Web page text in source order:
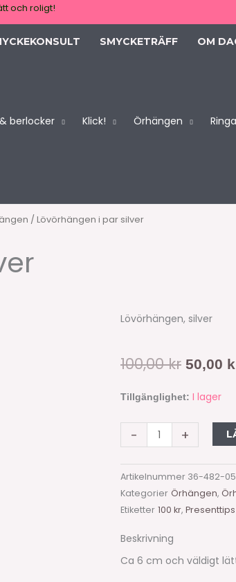
och roligt!
SMYCKETRÄFF OM
berlocker Klick! Örhängen
/ Lövörhängen i par silver
Lövörhängen, silver
100,00kr Det
var:
100,00
50,00
Tillgänglighet: I lager
-
Lövörhängen
par
silver
mängd
+
Artikelnummer 36-482-05
Kategorier Örhängen,
Etiketter 100 kr, Presenttips
Beskrivning
Ca 6 cm och väldigt